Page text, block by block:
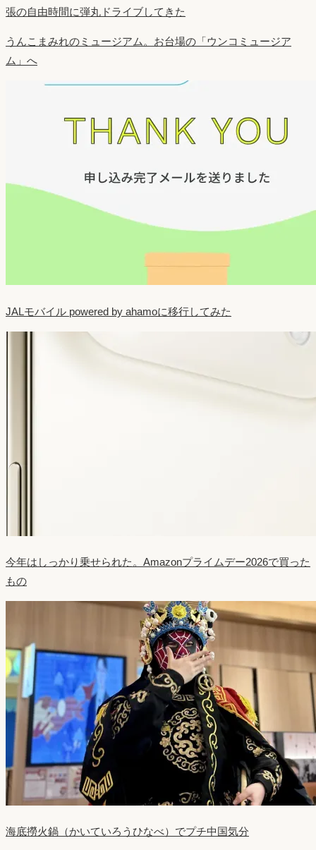
張の自由時間に弾丸ドライブしてきた
うんこまみれのミュージアム。お台場の「ウンコミュージア
ム」へ
JALモバイル powered by ahamoに移行してみた
今年はしっかり乗せられた。Amazonプライムデー2026で買った
もの
海底撈火鍋（かいていろうひなべ）でプチ中国気分